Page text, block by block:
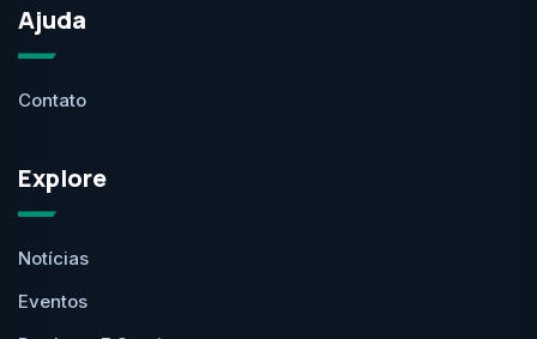
Ajuda
Contato
Explore
Notícias
Eventos